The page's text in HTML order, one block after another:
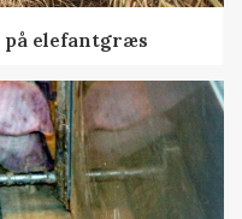
elefantgræs